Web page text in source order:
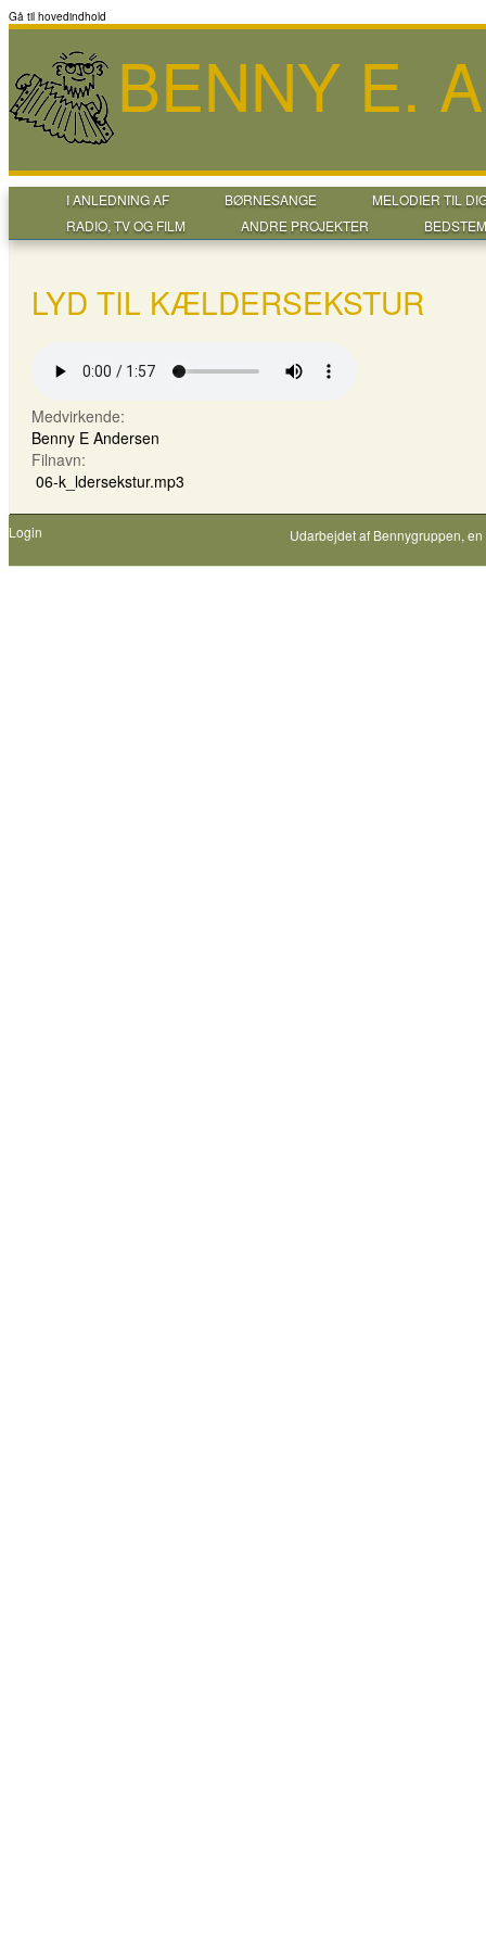
Gå til hovedindhold
BENNY E.
I ANLEDNING AF BØRNESANGE
MELODIER TIL
RADIO, TV OG FILM
ANDRE PROJEKTER
LYD TIL KÆLDERSEKSTUR
Medvirkende:
Benny E Andersen
Filnavn:
06-k_ldersekstur.mp3
Login Udarbejdet af Bennygruppen,